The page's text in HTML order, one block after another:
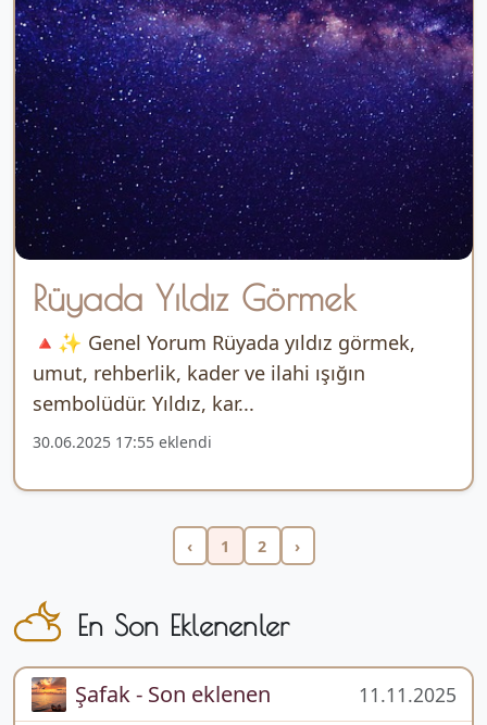
Rüyada Yıldız Görmek
🔺✨ Genel Yorum Rüyada yıldız görmek,
umut, rehberlik, kader ve ilahi ışığın
sembolüdür. Yıldız, kar...
30.06.2025 17:55 eklendi
‹ 1 2 ›
En Son Eklenenler
Şafak - Son eklenen 11.11.2025